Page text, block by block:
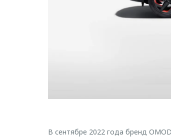
В сентябре 2022 года бренд